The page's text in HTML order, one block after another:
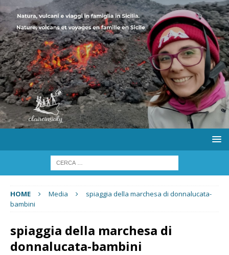
HOME Media
spiaggia della marchesa di donnalucata-
bambini
spiaggia della marchesa di
donnalucata-bambini